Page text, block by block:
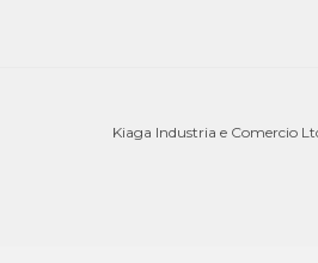
Kiaga Industria e Comercio